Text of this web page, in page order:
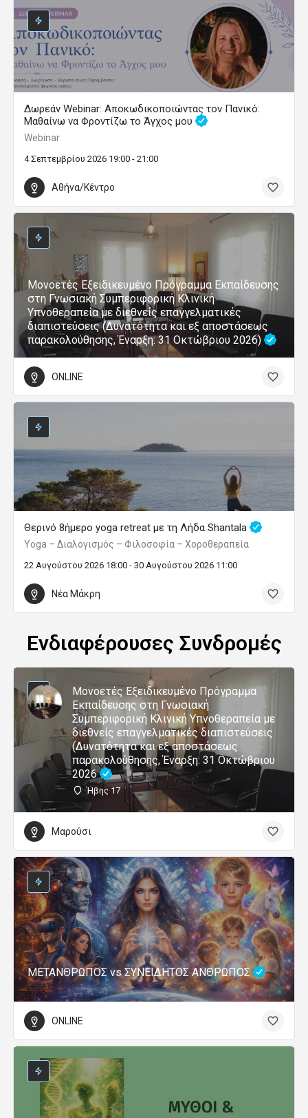
Δωρεάν Webinar: Αποκωδικοποιώντας τον Πανικό:
Μαθαίνω να Φροντίζω το Άγχος μου
Webinar
4 Σεπτεμβρίου 2026 19:00 - 21:00
Αθήνα/Κέντρο
Μονοετές Εξειδικευμένο Πρόγραμμα Εκπαίδευσης
στη Γνωσιακή Συμπεριφορική Κλινική
Υπνοθεραπεία με διεθνείς επαγγελματικές
διαπιστεύσεις (Δυνατότητα και εξ αποστάσεως
παρακολούθησης, Έναρξη: 31 Οκτώβριου 2026)
ONLINE
Θερινό 8ήμερο yoga retreat με τη Λήδα Shantala
Yoga – Διαλογισμός – Φιλοσοφία – Χοροθεραπεία
22 Αυγούστου 2026 18:00 - 30 Αυγούστου 2026 11:00
Νέα Μάκρη
Ενδιαφέρουσες Συνδρομές
Μονοετές Εξειδικευμένο Πρόγραμμα
Εκπαίδευσης στη Γνωσιακή
Συμπεριφορική Κλινική Υπνοθεραπεία με
διεθνείς επαγγελματικές διαπιστεύσεις
(Δυνατότητα και εξ αποστάσεως
παρακολούθησης, Έναρξη: 31 Οκτώβριου
2026
Ήβης 17
Μαρούσι
ΜΕΤΑΝΘΡΩΠΟΣ vs ΣΥΝΕΙΔΗΤΟΣ ΑΝΘΡΩΠΟΣ
ONLINE